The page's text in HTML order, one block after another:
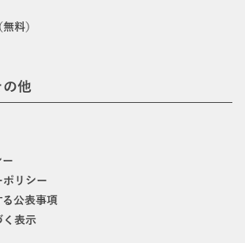
料）
の他
リシー
公表事項
く表示